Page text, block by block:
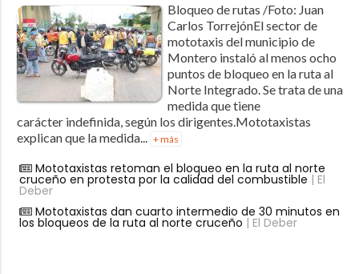
Bloqueo de rutas /Foto: Juan
Carlos TorrejónEl sector de
mototaxis del municipio de
Montero instaló al menos ocho
puntos de bloqueo en la ruta al
Norte Integrado. Se trata de una
medida que tiene
carácter indefinida, según los dirigentes.Mototaxistas
explican que la medida... + más
Mototaxistas retoman el bloqueo en la ruta al norte
cruceño en protesta por la calidad del combustible | El
Deber
Mototaxistas dan cuarto intermedio de 30 minutos en
los bloqueos de la ruta al norte cruceño | El Deber